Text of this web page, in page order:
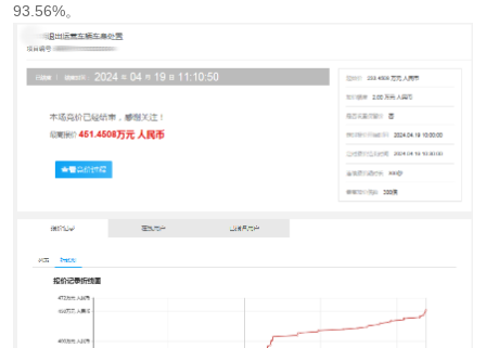
93.56%。